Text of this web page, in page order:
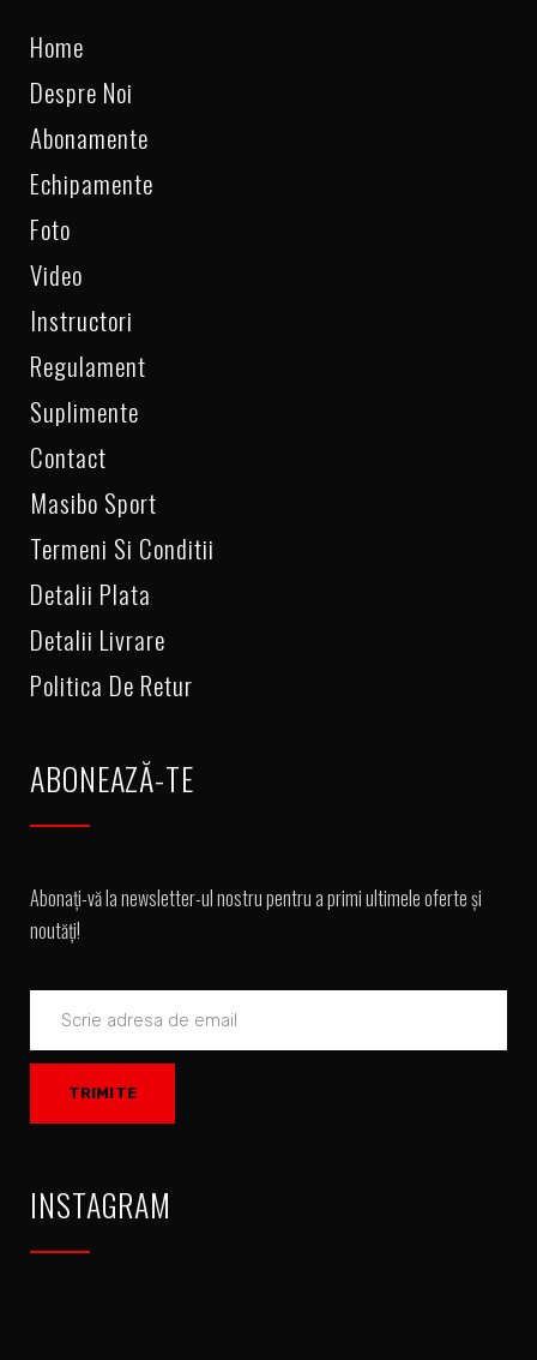
Home
Despre Noi
Abonamente
Echipamente
Foto
Video
Instructori
Regulament
Suplimente
Contact
Masibo Sport
Termeni Si Conditii
Detalii Plata
Detalii Livrare
Politica De Retur
ABONEAZĂ-TE
Abonați-vă la newsletter-ul nostru pentru a primi ultimele oferte și
noutăți!
INSTAGRAM